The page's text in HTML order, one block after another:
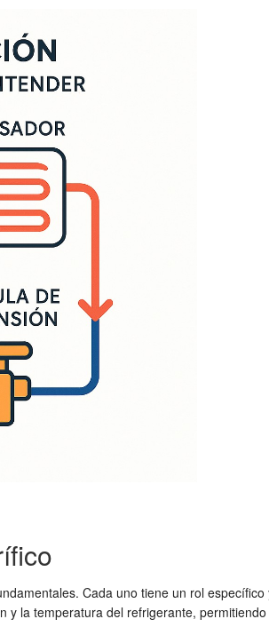
Cada uno tiene un rol
la temperatura del refrigerante,